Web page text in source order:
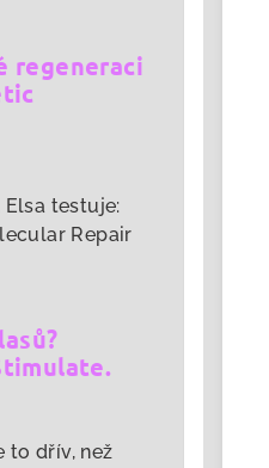
regeneraci
testuje:
Repair
to dřív, než